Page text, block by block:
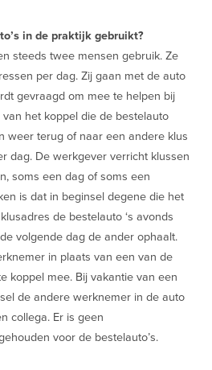
in de praktijk gebruikt?
steeds twee mensen gebruik. Ze
per dag. Zij gaan met de auto
gevraagd om mee te helpen bij
het koppel die de bestelauto
weer terug of naar een andere klus
dag. De werkgever verricht klussen
soms een dag of soms een
is dat in beginsel degene die het
de bestelauto ‘s avonds
volgende dag de ander ophaalt.
in plaats van een van de
koppel mee. Bij vakantie van een
de andere werknemer in de auto
collega. Er is geen
voor de bestelauto’s.